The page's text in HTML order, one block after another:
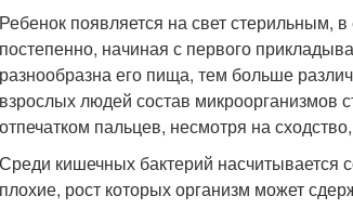
Ребенок появляется на свет стерильным,
постепенно, начиная с первого
разнообразна его пища, тем больше
взрослых людей состав микроорганизмов
отпечатком пальцев, несмотря на
Среди кишечных бактерий насчитывается
плохие, рост которых организм может